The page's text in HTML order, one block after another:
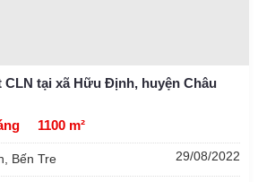
CLN tại xã Hữu Định, huyện Châu
1100 m²
Bến Tre 29/08/2022